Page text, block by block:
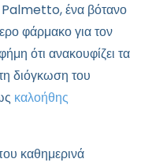
ένα βότανο
φάρμακο για τον
ότι ανακουφίζει τα
διόγκωση του
καλοήθης
καθημερινά